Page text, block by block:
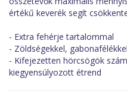
értékű keverék segít
- Extra fehérje tartalommal
- Zöldségekkel,
- Kifejezetten hörcsögök
kiegyensúlyozott étrend